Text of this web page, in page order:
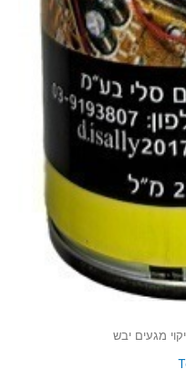
מגעים יבש